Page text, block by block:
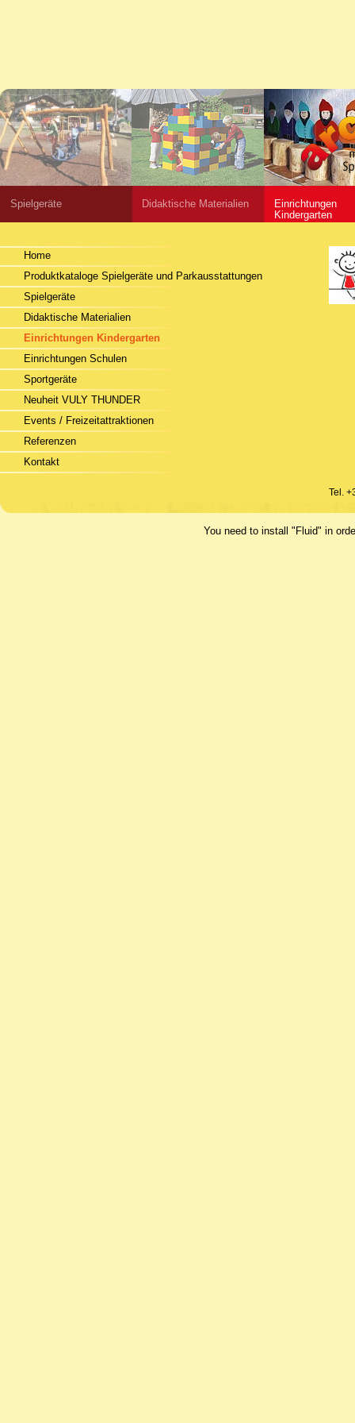
Spielgeräte Didaktische Materialien
Einrichtungen
Kindergarten
Home
Produktkataloge Spielgeräte und Parkausstattungen
Spielgeräte
Didaktische Materialien
Einrichtungen Kindergarten
Einrichtungen Schulen
Sportgeräte
Neuheit VULY THUNDER
Events / Freizeitattraktionen
Referenzen
Kontakt
Tel.
You need to install "Fluid" in